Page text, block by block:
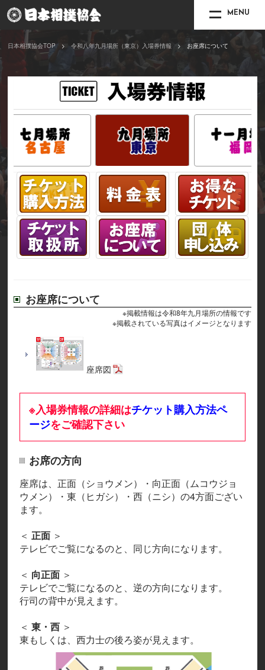
MENU
日本相撲協会TOP 令和八年九月場所（東京）入場券情報 お座席について
お座席について
※掲載情報は令和8年九月場所の情報です
※掲載されている写真はイメージとなります
座席図
※入場券情報の詳細はチケット購入方法ペ
ージをご確認下さい
お席の方向
座席は、正面（ショウメン）・向正面（ムコウジョ
ウメン）・東（ヒガシ）・西（ニシ）の4方面ござい
ます。
＜ 正面 ＞
テレビでご覧になるのと、同じ方向になります。
＜ 向正面 ＞
テレビでご覧になるのと、逆の方向になります。
行司の背中が見えます。
＜東・西 ＞
東もしくは、西力士の後ろ姿が見えます。